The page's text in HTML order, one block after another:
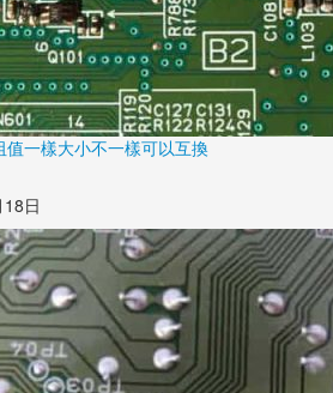
值一樣大小不一樣可以互換
日